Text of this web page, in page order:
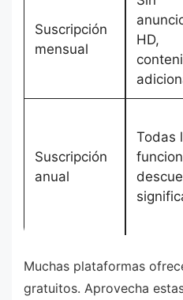
Suscripción
mensual
HD,
Suscripción
anual
Todas
Muchas plataformas
gratuitos. Aprovecha